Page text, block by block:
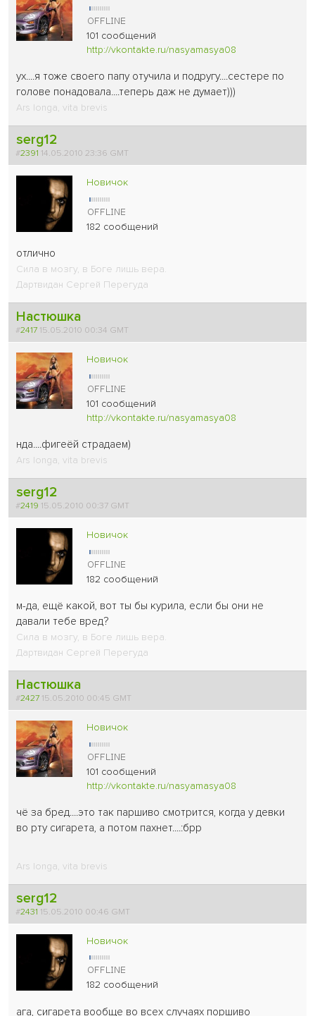
101 сообщений
http://vkontakte.ru/nasyamasya08
ух....я тоже своего папу отучила и подругу....сестере по
голове понадовала....теперь даж не думает)))
Ars longa, vita brevis
serg12
#2391 14.05.2010 23:36 GMT
Новичок
182 сообщений
отлично
Сила в мозгу, в Боге лишь вера.
Дартвидан Сергей Перегуда
Настюшка
#2417 15.05.2010 00:34 GMT
Новичок
101 сообщений
http://vkontakte.ru/nasyamasya08
нда....фигеёй страдаем)
Ars longa, vita brevis
serg12
#2419 15.05.2010 00:37 GMT
Новичок
182 сообщений
м-да, ещё какой, вот ты бы курила, если бы они не
давали тебе вред?
Сила в мозгу, в Боге лишь вера.
Дартвидан Сергей Перегуда
Настюшка
#2427 15.05.2010 00:45 GMT
Новичок
101 сообщений
http://vkontakte.ru/nasyamasya08
чё за бред....это так паршиво смотрится, когда у девки
во рту сигарета, а потом пахнет....:брр
Ars longa, vita brevis
serg12
#2431 15.05.2010 00:46 GMT
Новичок
182 сообщений
ага, сигарета вообще во всех случаях поршиво